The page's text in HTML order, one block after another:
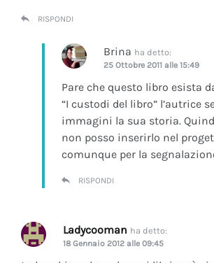
RISPONDI
Brina ha detto:
25 Ottobre 2011 alle 15:49
Pare che questo libro esista
“I custodi del libro” l’autrice
immagini la sua storia.
non posso inserirlo nel
comunque per la
RISPONDI
Ladycooman ha detto:
18 Gennaio 2012 alle 09:45